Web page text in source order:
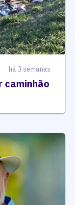
há 3 semanas
caminhão